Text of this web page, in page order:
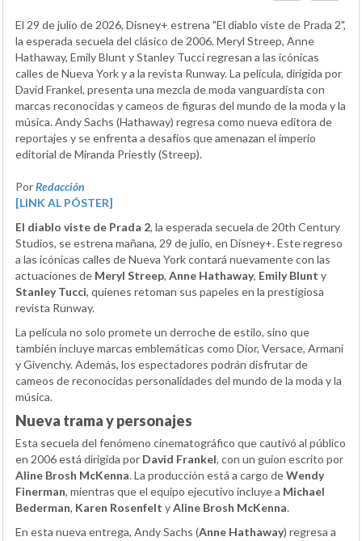
El 29 de julio de 2026, Disney+ estrena "El diablo viste de Prada 2",
la esperada secuela del clásico de 2006. Meryl Streep, Anne
Hathaway, Emily Blunt y Stanley Tucci regresan a las icónicas
calles de Nueva York y a la revista Runway. La película, dirigida por
David Frankel, presenta una mezcla de moda vanguardista con
marcas reconocidas y cameos de figuras del mundo de la moda y la
música. Andy Sachs (Hathaway) regresa como nueva editora de
reportajes y se enfrenta a desafíos que amenazan el imperio
editorial de Miranda Priestly (Streep).
PorRedacción
[LINK AL PÓSTER]
El diablo viste de Prada 2, la esperada secuela de 20th Century
Studios, se estrena mañana, 29 de julio, en Disney+. Este regreso
a las icónicas calles de Nueva York contará nuevamente con las
actuaciones de Meryl Streep, Anne Hathaway, Emily Blunt y
Stanley Tucci, quienes retoman sus papeles en la prestigiosa
revista Runway.
La película no solo promete un derroche de estilo, sino que
también incluye marcas emblemáticas como Dior, Versace, Armani
y Givenchy. Además, los espectadores podrán disfrutar de
cameos de reconocidas personalidades del mundo de la moda y la
música.
Nueva trama y personajes
Esta secuela del fenómeno cinematográfico que cautivó al público
en 2006 está dirigida por David Frankel, con un guion escrito por
Aline Brosh McKenna. La producción está a cargo deWendy
Finerman, mientras que el equipo ejecutivo incluye a Michael
Bederman, Karen Rosenfelt yAline Brosh McKenna.
En esta nueva entrega, Andy Sachs (Anne Hathaway) regresa a